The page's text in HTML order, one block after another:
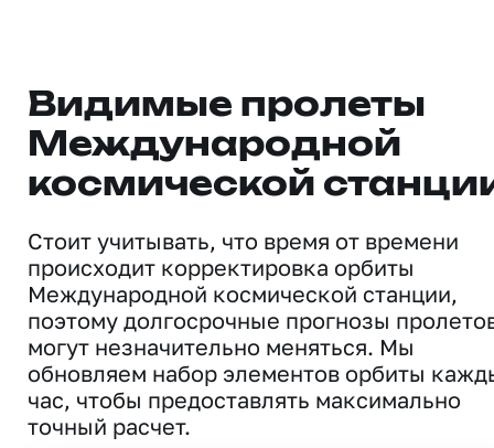
Видимые пролеты
Международной
космической
Стоит учитывать, что время от времени
происходит корректировка орбиты
Международной космической станции,
поэтому долгосрочные прогнозы
могут незначительно меняться. Мы
обновляем набор элементов орбиты
час, чтобы предоставлять максимально
точный расчет.